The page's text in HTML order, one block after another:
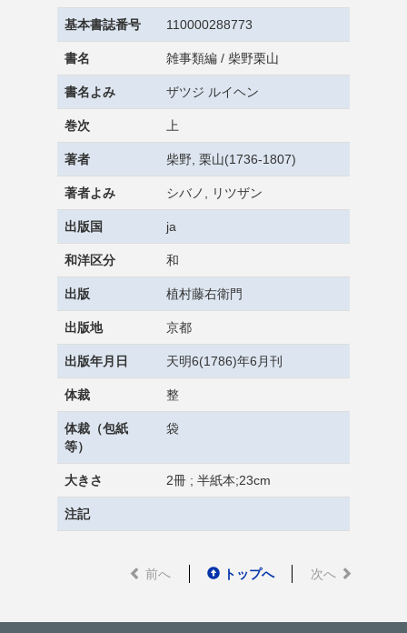
基本書誌番号 110000288773
書名 雑事類編 / 柴野栗山
書名よみ ザツジ ルイヘン
巻次 上
著者 柴野, 栗山(1736-1807)
著者よみ シバノ, リツザン
出版国 ja
和洋区分 和
出版 植村藤右衛門
出版地 京都
出版年月日 天明6(1786)年6月刊
体裁 整
体裁（包紙
等）
袋
大きさ 2冊 ; 半紙本;23cm
注記
前へ トップへ 次へ